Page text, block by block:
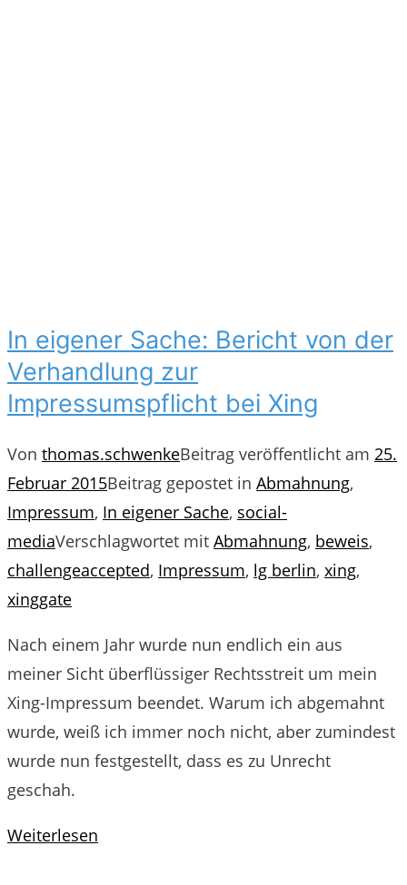
In eigener Sache: Bericht von der
Verhandlung zur
Impressumspflicht bei Xing
Von thomas.schwenkeBeitrag veröffentlicht am 25.
Februar 2015Beitrag gepostet in Abmahnung,
Impressum, In eigener Sache, social-
mediaVerschlagwortet mit Abmahnung, beweis,
challengeaccepted, Impressum, lg berlin, xing,
xinggate
Nach einem Jahr wurde nun endlich ein aus
meiner Sicht überflüssiger Rechtsstreit um mein
Xing-Impressum beendet. Warum ich abgemahnt
wurde, weiß ich immer noch nicht, aber zumindest
wurde nun festgestellt, dass es zu Unrecht
geschah.
Weiterlesen